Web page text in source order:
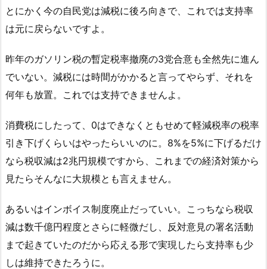
とにかく今の自民党は減税に後ろ向きで、これでは支持率
は元に戻らないですよ。
昨年のガソリン税の暫定税率撤廃の3党合意も全然先に進ん
でいない。減税には時間がかかると言ってやらず、それを
何年も放置。これでは支持できませんよ。
消費税にしたって、0はできなくともせめて軽減税率の税率
引き下げくらいはやったらいいのに。8%を5%に下げるだけ
なら税収減は2兆円規模ですから、これまでの経済対策から
見たらそんなに大規模とも言えません。
あるいはインボイス制度廃止だっていい。こっちなら税収
減は数千億円程度とさらに軽微だし、反対意見の署名活動
まで起きていたのだから応える形で実現したら支持率も少
しは維持できたろうに。